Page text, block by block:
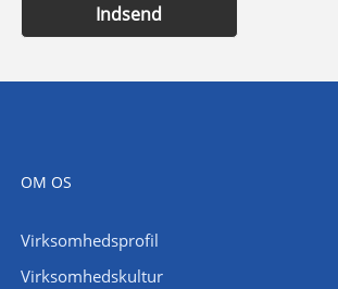
Indsend
OM OS
Virksomhedsprofil
Virksomhedskultur